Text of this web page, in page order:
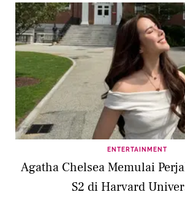
ENTERTAINMENT
Agatha Chelsea Memulai
S2 di Harvard